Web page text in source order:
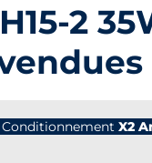
2
Conditionnement X2